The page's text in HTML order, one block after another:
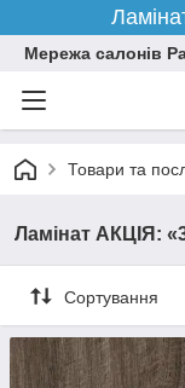
Мережа салонів
Товари та
Ламінат АКЦІЯ:
Сортування